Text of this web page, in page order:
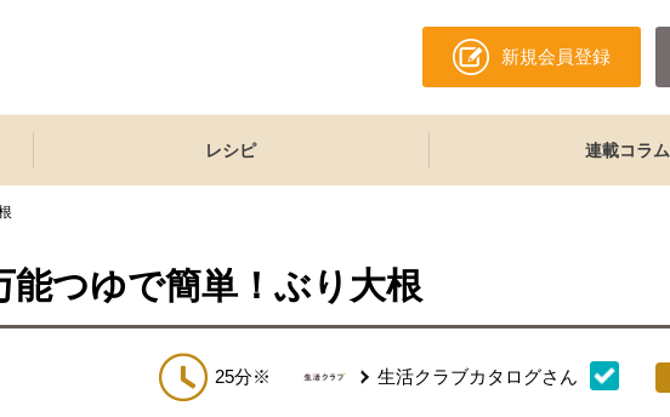
新規会員登録
レシピ 連載コラム
能つゆで簡単！ぶり大根
25分※ 生活クラブカタログさん